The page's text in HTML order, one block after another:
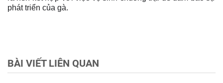
phát triển của gà.
BÀI VIẾT LIÊN QUAN